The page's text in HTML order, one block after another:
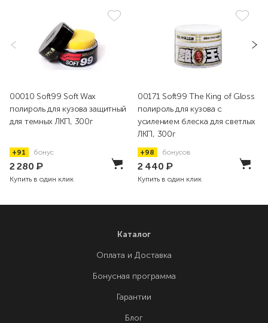
00010 Soft99 Soft Wax
полироль для кузова защитный
для темных ЛКП, 300г
+91 бонус
2 280₽
Купить в один клик
00171 Soft99 The King of Gloss
полироль для кузова с
усилением блеска для светлых
ЛКП, 300г
+98 бонусов
2 440₽
Купить в один клик
Каталог
Оплата и Доставка
Бонусная программа
Гарантии
Блог